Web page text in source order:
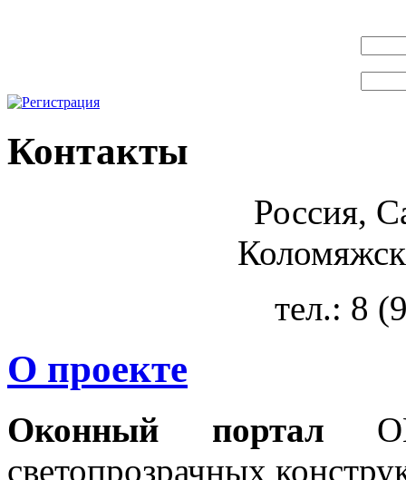
Контакты
Россия,
тел.: 8
О проекте
Оконный портал
светопрозрачных